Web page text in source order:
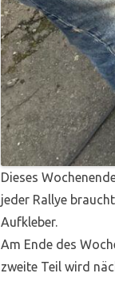
Dieses
jeder Rallye
Aufkleber.
Am Ende des
zweite Teil wird